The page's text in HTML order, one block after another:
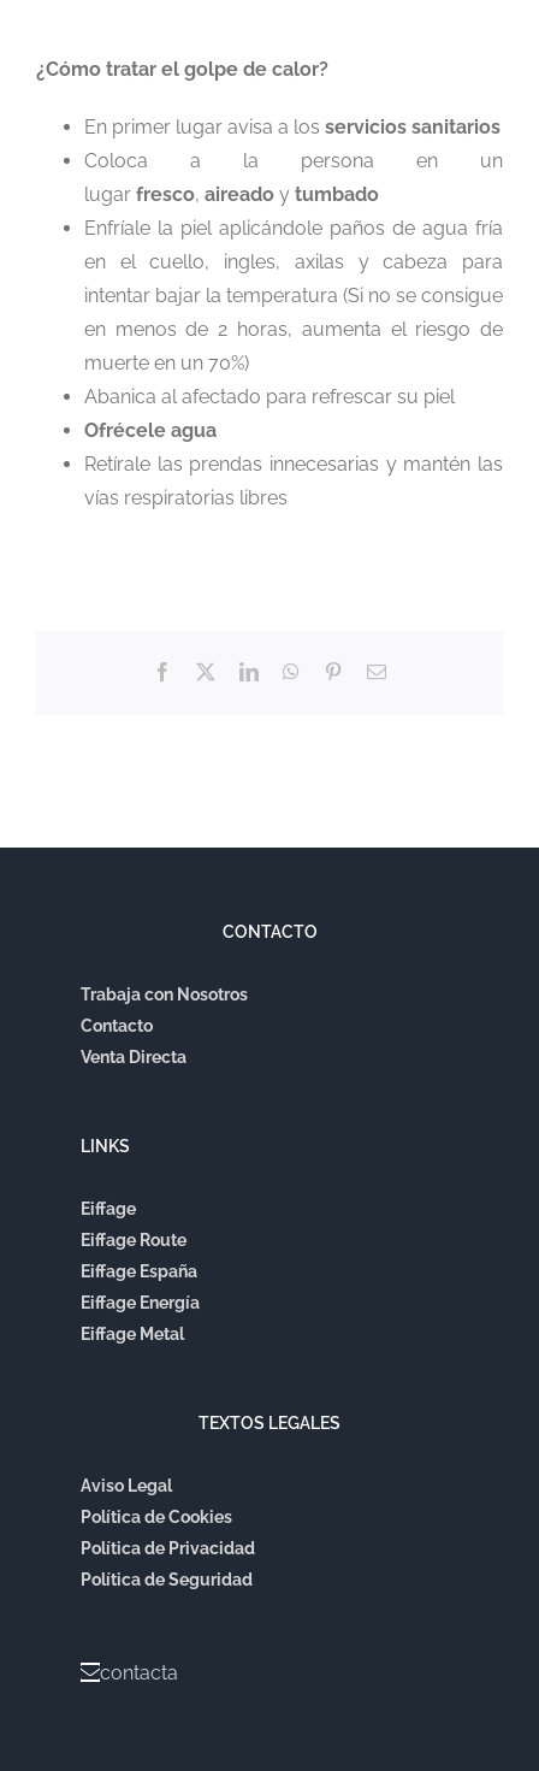
¿Cómo tratar el golpe de calor?
En primer lugar avisa a los servicios sanitarios
Coloca a la persona en un
lugar fresco, aireadoy tumbado
Enfríale la piel aplicándole paños de agua fría
en el cuello, ingles, axilas y cabeza para
intentar bajar la temperatura (Si no se consigue
en menos de 2 horas, aumenta el riesgo de
muerte en un 70%)
Abanica al afectado para refrescar su piel
Ofrécele agua
Retírale las prendas innecesarias y mantén las
vías respiratorias libres
Facebook LinkedInWhatsApp
PinterestCorreo
CONTACTO
Trabaja con Nosotros
Contacto
Venta Directa
LINKS
Eiffage
Eiffage Route
Eiffage España
Eiffage Energía
Eiffage Metal
TEXTOS LEGALES
Aviso Legal
Política de Cookies
Política de Privacidad
Política de Seguridad
contacta